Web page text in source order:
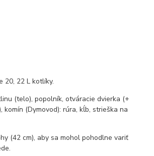
20, 22 L kotlíky.
(telo), popolník, otváracie dvierka (+
komín (Dymovod): rúra, kĺb, strieška na
(42 cm), aby sa mohol pohodlne variť